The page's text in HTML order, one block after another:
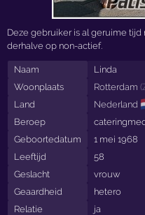
Deze gebruiker is al geruime
derhalve op non-actief.
Naam
Linda
Woonplaats
Rotterdam (
Land
Nederland
Beroep
Geboortedatum
1 mei 1968
Leeftijd
58
Geslacht
vrouw
Geaardheid
hetero
Relatie
ja